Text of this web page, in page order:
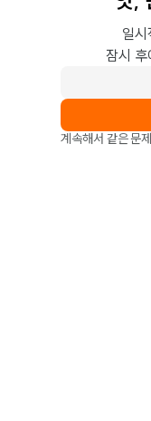
일시
잠시 후
계속해서 같은 문